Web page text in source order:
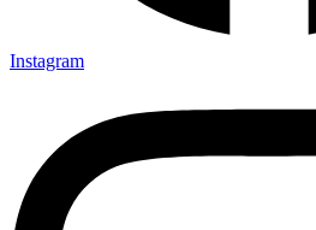
Instagram